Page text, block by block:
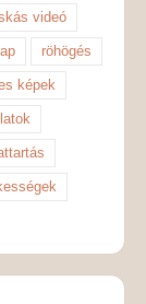
videó
röhögés
képek